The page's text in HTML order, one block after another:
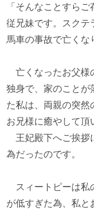
「そんなことすら
従兄妹です。スクテ
馬車の事故で亡くな
亡くなったお父様
独身で、家のことが
た私は、両親の突然
お兄様に癒やして頂
王妃殿下へご挨拶
為だったのです。
スィートピーは私
が低すぎた為、私と